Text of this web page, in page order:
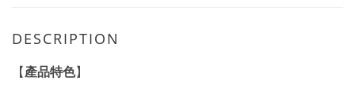
DESCRIPTION
【 產品特色】